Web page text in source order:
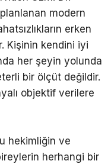
modern
erken
Kişinin kendini iyi
her şeyin yolunda
bir ölçüt değildir.
objektif verilere
hekimliğin ve
herhangi bir